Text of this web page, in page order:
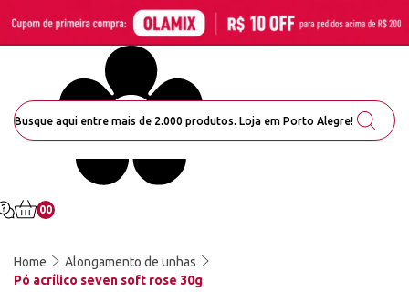
00
Home
Alongamento de unhas
Pó acrílico seven soft rose 30g